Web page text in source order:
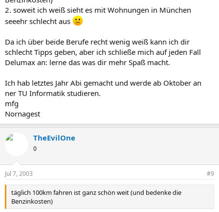
2. soweit ich weiß sieht es mit Wohnungen in München
seeehr schlecht aus
Da ich über beide Berufe recht wenig weiß kann ich dir
schlecht Tipps geben, aber ich schließe mich auf jeden Fall
Delumax an: lerne das was dir mehr Spaß macht.
Ich hab letztes Jahr Abi gemacht und werde ab Oktober an
ner TU Informatik studieren.
mfg
Nornagest
TheEvilOne
0
Jul 7, 2003 #9
täglich 100km fahren ist ganz schön weit (und bedenke die
Benzinkosten)